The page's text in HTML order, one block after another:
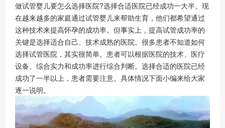
做试管婴儿要怎么选择医院?选择合适医院已经成功一大半。现
在越来越多的家庭通过试管婴儿来帮助生育，他们都希望通过
这种技术来提高怀孕的成功率。但事实上，提高试管成功率的
关键是选择适合自己、技术成熟的医院。很多患者不知道如何
选择试管医院，其实很简单。患者可以根据医院的技术、医疗
设备、综合实力和成功率进行综合判断。选择合适的医院已经
成功了一半以上，患者需要注意。具体情况下面小编来给大家
逐一说明。